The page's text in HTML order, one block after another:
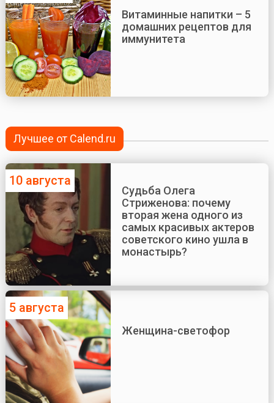
Витаминные напитки – 5
домашних рецептов для
иммунитета
Лучшее от Calend.ru
10 августа
Судьба Олега
Стриженова: почему
вторая жена одного из
самых красивых актеров
советского кино ушла в
монастырь?
5 августа
Женщина-светофор